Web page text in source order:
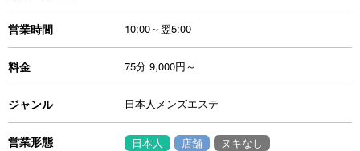
営業時間 10:00～翌5:00
料金 75分 9,000円～
ジャンル 日本人メンズエステ
営業形態 日本人 店舗 ヌキなし